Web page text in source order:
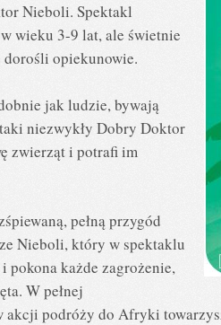
Nieboli. Spektakl
wieku 3-9 lat, ale świetnie
dorośli opiekunowie.
jak ludzie, bywają
niezwykły Dobry Doktor
zwierząt i potrafi im
pełną przygód
Nieboli, który w spektaklu
pokona każde zagrożenie,
W pełnej
akcji podróży do Afryki